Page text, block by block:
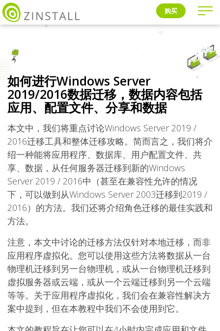
购买
如何进行Windows Server
2019/2016数据迁移，数据内容包括
应用、配置文件、分享和数据
本文中，我们将重点讨论Windows Server 2019 /
2016迁移工具和整体迁移攻略。简而言之，我们将介
绍一种能将应用程序、数据库、用户配置文件、共
享、数据，从任何服务器迁移到新的Windows
Server 2019 / 2016中（甚至在兼容性允许的情况
下，可以做到从Windows Server 2003迁移到2019 /
2016）的方法。我们还将介绍角色迁移的最佳实践和
方法。
注意，本文中讨论的迁移方法仅针对本地迁移，而非
应用程序虚拟化。您可以使用这些方法将数据从一台
物理机迁移到另一台物理机，或从一台物理机迁移到
虚拟服务器或云端，或从一个云端迁移到另一个云端
等等。关于应用程序虚拟化，我们会在兼容性解决方
案中提到，但在本教程中我们不会使用到它。